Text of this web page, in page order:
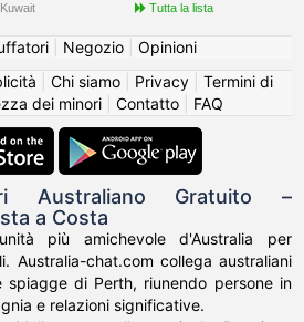
Kuwait Tutta la lista
| Negozio| Opinioni
Chi siamo| Privacy| Termini di
dei minori| Contatto| FAQ
Australiano Gratuito –
a Costa
più amichevole d'Australia per
Australia-chat.com collega australiani
di Perth, riunendo persone in
e relazioni significative.